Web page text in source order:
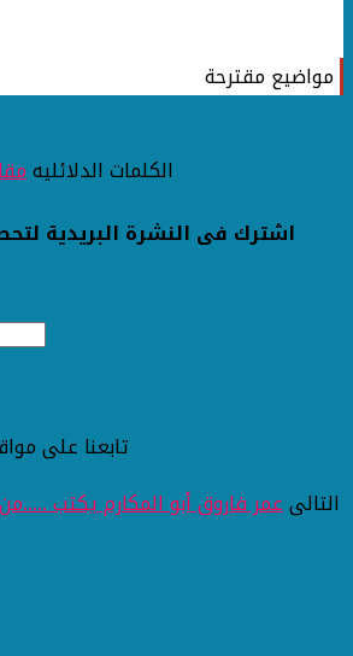
مواضيع مقترحة
الكلمات الدلائليه
اشترك فى النشرة البريدية
تابعنا على
التالىعمر فاروق أبو المكارم يكتب